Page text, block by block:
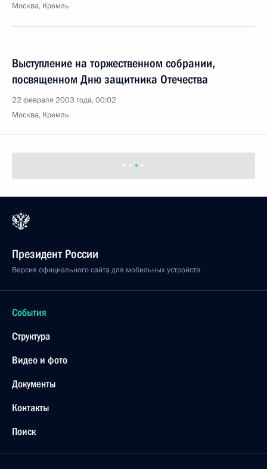
Москва, Кремль
Выступление на торжественном собрании,
посвященном Дню защитника Отечества
22 февраля 2003 года, 00:02
Москва, Кремль
Президент России
Версия официального сайта для мобильных устройств
События
Структура
Видео и фото
Документы
Контакты
Поиск